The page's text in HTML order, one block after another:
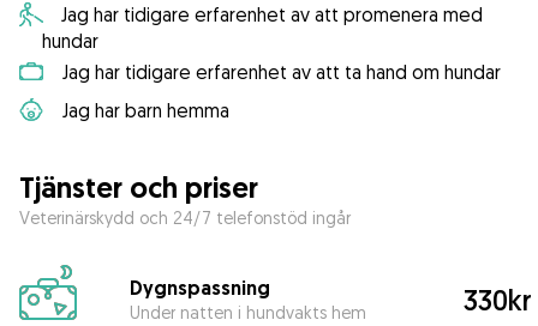
Jag har tidigare erfarenhet av att promenera med
hundar
Jag har tidigare erfarenhet av att ta hand om hundar
Jag har barn hemma
Tjänster och priser
Veterinärskydd och 24/7 telefonstöd ingår
Dygnspassning
Under natten i hundvakts hem 330kr